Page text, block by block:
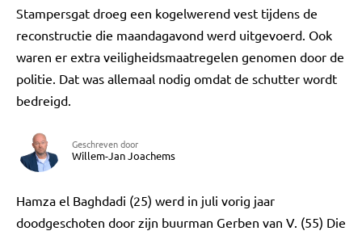
Stampersgat droeg een kogelwerend vest tijdens de
reconstructie die maandagavond werd uitgevoerd. Ook
waren er extra veiligheidsmaatregelen genomen door de
politie. Dat was allemaal nodig omdat de schutter wordt
bedreigd.
Geschreven door
Willem-Jan Joachems
Hamza el Baghdadi (25) werd in juli vorig jaar
doodgeschoten door zijn buurman Gerben van V. (55) Die